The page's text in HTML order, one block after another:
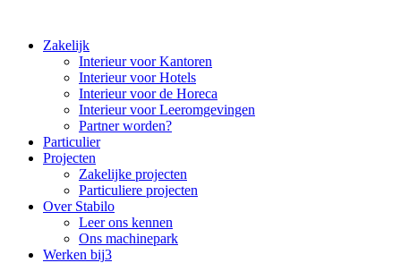
Zakelijk
Interieur voor Kantoren
Interieur voor Hotels
Interieur voor de Horeca
Interieur voor Leeromgevingen
Partner worden?
Particulier
Projecten
Zakelijke projecten
Particuliere projecten
Over Stabilo
Leer ons kennen
Ons machinepark
Werken bij3